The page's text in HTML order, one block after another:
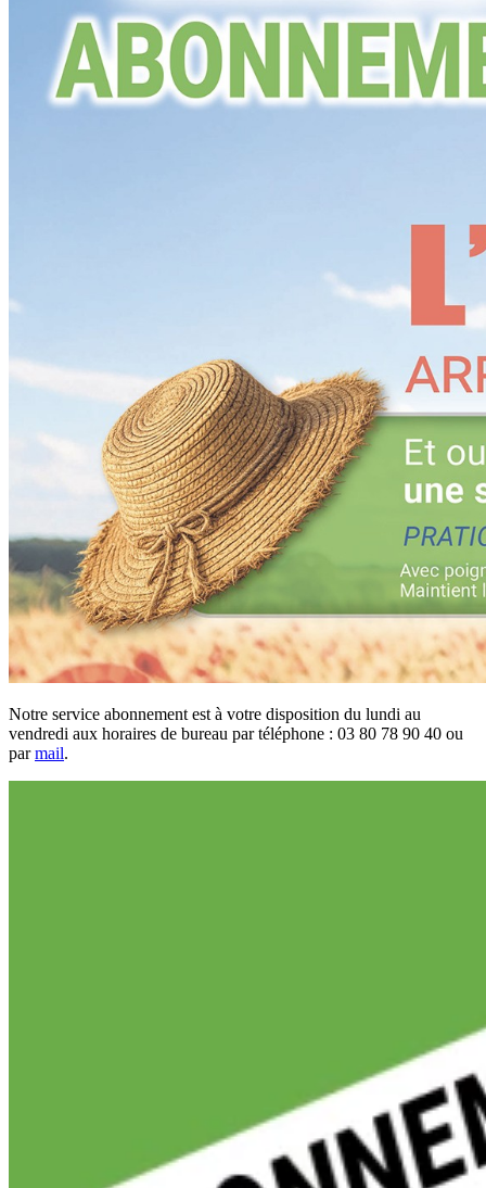
Notre service abonnement est à votre disposition du lundi au
vendredi aux horaires de bureau par téléphone : 03 80 78 90 40 ou
parmail.